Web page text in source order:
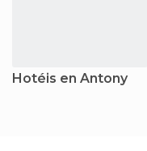
Hotéis en Antony